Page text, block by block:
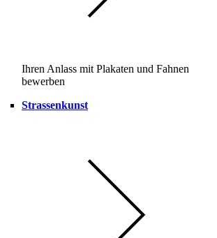
Ihren Anlass mit Plakaten und Fahnen
bewerben
Strassenkunst